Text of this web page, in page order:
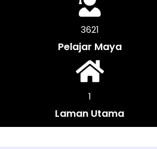
3987
Pelajar Maya
1
Laman Utama